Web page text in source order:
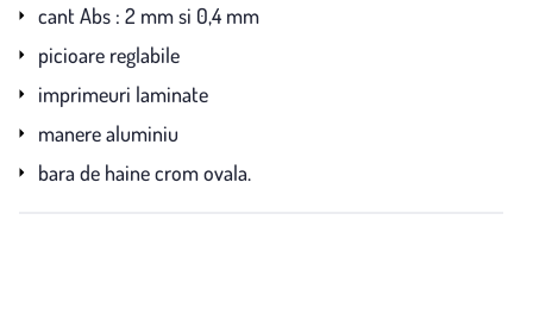
cant Abs : 2 mm si 0,4 mm
picioare reglabile
imprimeuri laminate
manere aluminiu
bara de haine crom ovala.